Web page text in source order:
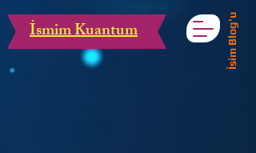
İsmim Kuantum İsim Blog'u